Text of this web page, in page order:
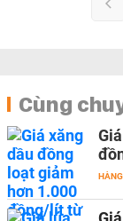
Cùng